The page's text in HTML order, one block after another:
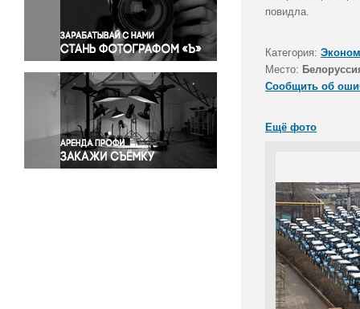
Правосудие
Происшествия и конфликты
Религия
Светская жизнь
Спорт
Экология
Экономика и бизнес
повидла.
Категория:
Место:
Сообщить об
Ещё фото